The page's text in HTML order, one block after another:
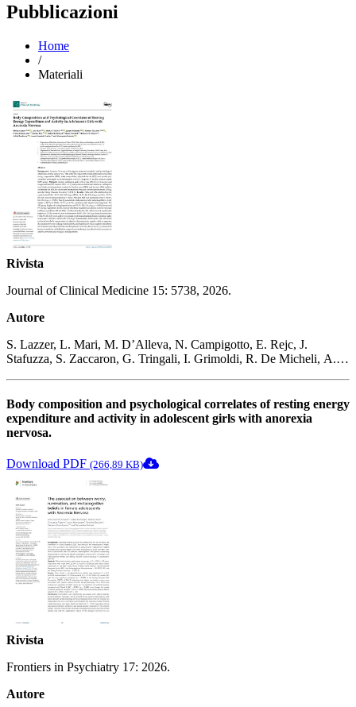
Pubblicazioni
Home
/
Materiali
Rivista
Journal of Clinical Medicine 15: 5738, 2026.
Autore
S. Lazzer, L. Mari, M. D’Alleva, N. Campigotto, E. Rejc, J.
Stafuzza, S. Zaccaron, G. Tringali, I. Grimoldi, R. De Micheli, A.
Body composition and psychological correlates of resting energy
expenditure and activity in adolescent girls with anorexia
nervosa.
Download PDF (266,89 KB)
Rivista
Frontiers in Psychiatry 17: 2026.
Autore